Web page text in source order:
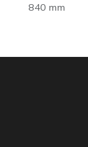
840 mm